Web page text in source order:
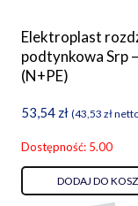
Elektroplast
podtynkowa Srp
(N+PE)
53,54 zł (43,53 zł
Dostępność: 5.00
DODAJ DO